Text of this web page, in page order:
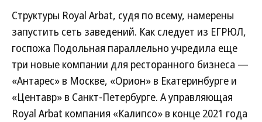
Структуры Royal Arbat, судя по всему, намерены
запустить сеть заведений. Как следует из ЕГРЮЛ,
госпожа Подольная параллельно учредила еще
три новые компании для ресторанного бизнеса —
«Антарес» в Москве, «Орион» в Екатеринбурге и
«Центавр» в Санкт-Петербурге. А управляющая
Royal Arbat компания «Калипсо» в конце 2021 года